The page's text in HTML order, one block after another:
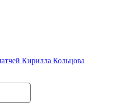
Кирилла Кольцова